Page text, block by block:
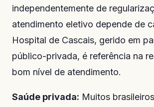
independentemente de
atendimento eletivo depende de
Hospital de Cascais, gerido em
público-privada, é referência na
bom nível de atendimento.
Saúde privada: Muitos